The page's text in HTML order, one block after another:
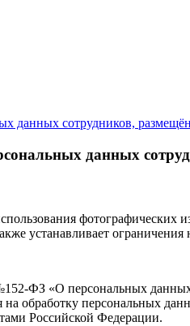
данных сотрудников,
данных
устанавливает
ФЗ «О персональных
обработку персональных
Российской Федерации.